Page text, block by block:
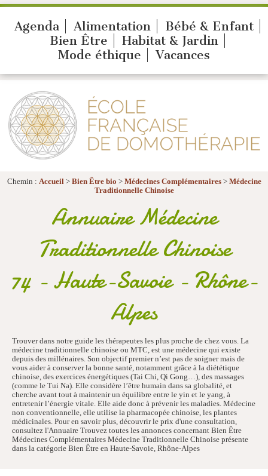
Agenda Alimentation
Bébé & Enfant
Bien Être
Habitat & Jardin
Mode éthique
Vacances
Chemin : Accueil> Bien Être bio > Médecines Complémentaires> Médecine
Traditionnelle Chinoise
Annuaire Médecine
Traditionnelle Chinoise
74 - Haute-Savoie - Rhône-
Alpes
Trouver dans notre guide les thérapeutes les plus proche de chez vous. La
médecine traditionnelle chinoise ou MTC, est une médecine qui existe
depuis des millénaires. Son objectif premier n’est pas de soigner mais de
vous aider à conserver la bonne santé, notamment grâce à la diététique
chinoise, des exercices énergétiques (Tai Chi, Qi Gong…), des massages
(comme le Tui Na). Elle considère l’être humain dans sa globalité, et
cherche avant tout à maintenir un équilibre entre le yin et le yang, à
entretenir l’énergie vitale. Elle aide donc à prévenir les maladies. Médecine
non conventionnelle, elle utilise la pharmacopée chinoise, les plantes
médicinales. Pour en savoir plus, découvrir le prix d'une consultation,
consultez l'Annuaire Trouvez toutes les annonces concernant Bien Être
Médecines Complémentaires Médecine Traditionnelle Chinoise présente
dans la catégorie Bien Être en Haute-Savoie, Rhône-Alpes